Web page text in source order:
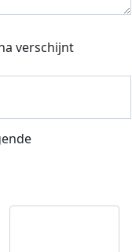
verhoogd
verschijnt